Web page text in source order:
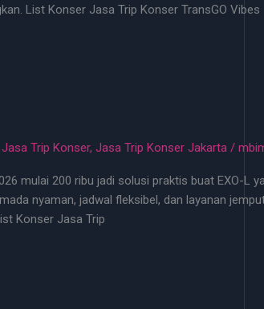
List Konser Jasa Trip Konser TransGO Vibes
Jasa Trip Konser, Jasa Trip Konser Jakarta /
mulai 200 ribu jadi solusi praktis buat EXO-
nyaman, jadwal fleksibel, dan layanan
Konser Jasa Trip